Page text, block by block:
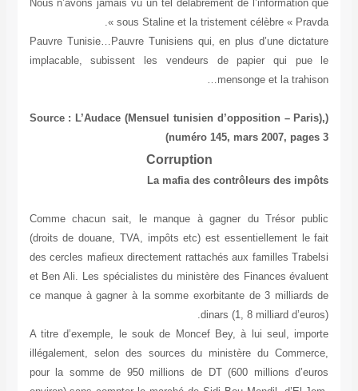
Nous n’avons jamais vu un tel délabrement de l’information que
sous Staline et la tristement célèbre « Pravda ».
Pauvre Tunisie…Pauvre Tunisiens qui, en plus d’une dictature
implacable, subissent les vendeurs de papier qui pue le
mensonge et la trahison…
(Source : L’Audace (Mensuel tunisien d’opposition – Paris),
numéro 145, mars 2007, pages 3)
Corruption
La mafia des contrôleurs des impôts
Comme chacun sait, le manque à gagner du Trésor public
(droits de douane, TVA, impôts etc) est essentiellement le fait
des cercles mafieux directement rattachés aux familles Trabelsi
et Ben Ali. Les spécialistes du ministère des Finances évaluent
ce manque à gagner à la somme exorbitante de 3 milliards de
dinars (1, 8 milliard d’euros).
A titre d’exemple, le souk de Moncef Bey, à lui seul, importe
illégalement, selon des sources du ministère du Commerce,
pour la somme de 950 millions de DT (600 millions d’euros